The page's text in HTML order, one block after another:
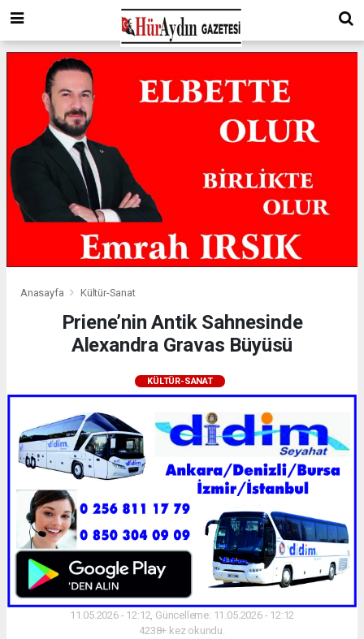
Anasayfa Kültür-Sanat
Priene’nin Antik Sahnesinde
Alexandra Gravas Büyüsü
KÜLTÜR-SANAT
11.05.2026 - 12:12, Güncelleme: 11.05.2026 - 12:12
4238+ kez okundu.